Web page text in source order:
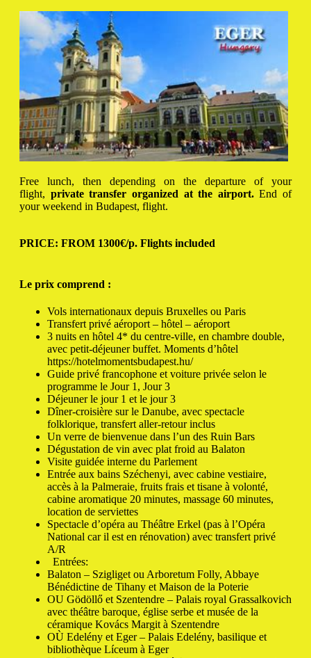
Free lunch, then depending on the departure of your
flight, private transfer organized at the airport.End of
your weekend in Budapest, flight.
PRICE: FROM 1300€/p. Flights included
Le prix comprend :
Vols internationaux depuis Bruxelles ou Paris
Transfert privé aéroport – hôtel – aéroport
3 nuits en hôtel 4* du centre-ville, en chambre double,
avec petit-déjeuner buffet. Moments d’hôtel
https://hotelmomentsbudapest.hu/
Guide privé francophone et voiture privée selon le
programme le Jour 1, Jour 3
Déjeuner le jour 1 et le jour 3
Dîner-croisière sur le Danube, avec spectacle
folklorique, transfert aller-retour inclus
Un verre de bienvenue dans l’un des Ruin Bars
Dégustation de vin avec plat froid au Balaton
Visite guidée interne du Parlement
Entrée aux bains Széchenyi, avec cabine vestiaire,
accès à la Palmeraie, fruits frais et tisane à volonté,
cabine aromatique 20 minutes, massage 60 minutes,
location de serviettes
Spectacle d’opéra au Théâtre Erkel (pas à l’Opéra
National car il est en rénovation) avec transfert privé
A/R
Entrées:
Balaton – Szigliget ou Arboretum Folly, Abbaye
Bénédictine de Tihany et Maison de la Poterie
OU Gödöllő et Szentendre – Palais royal Grassalkovich
avec théâtre baroque, église serbe et musée de la
céramique Kovács Margit à Szentendre
OÙ Edelény et Eger – Palais Edelény, basilique et
bibliothèque Líceum à Eger